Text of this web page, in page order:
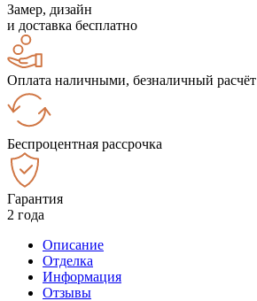
Замер, дизайн
и доставка бесплатно
Оплата наличными, безналичный расчёт
Беспроцентная рассрочка
Гарантия
2 года
Описание
Отделка
Информация
Отзывы